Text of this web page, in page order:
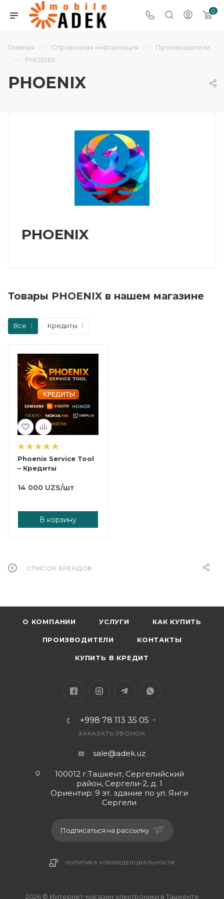
0
Главная — Справочная информация — Производители
— PHOENIX
PHOENIX
PHOENIX
Товары PHOENIX в нашем магазине
Все 1 Кредиты 1
Phoenix Service Tool
– Кредиты
14 000 UZS/шт
В корзину
СПИСОК БРЕНДОВ
О КОМПАНИИ УСЛУГИ КАК КУПИТЬ
ПРОИЗВОДИТЕЛИ КОНТАКТЫ
КУПИТЬ В КРЕДИТ
+998 78 113 35 05
ЗАКАЗАТЬ ЗВОНОК
sale@adek.uz
100012 г.Ташкент, Сергелийский
район, Сергели-2, д. 1
Ориентир: 9 эт. здание по ул. Янги
Сергели
Подписаться на рассылку
ПОЛИТИКА КОНФИДЕНЦИАЛЬНОСТИ
2026 © Интернет-магазин электроники в Ташкенте